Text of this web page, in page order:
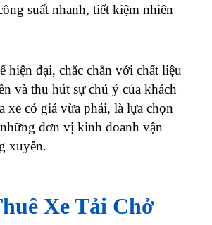
suất nhanh, tiết kiệm nhiên
hiện đại, chắc chắn với chất liệu
và thu hút sự chú ý của khách
xe có giá vừa phải, là lựa chọn
đơn vị kinh doanh vận
xuyên.
Xe Tải Chở